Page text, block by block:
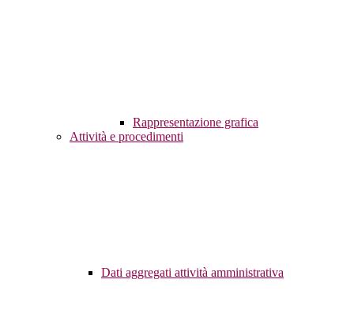
Rappresentazione grafica
Attività e procedimenti
Dati aggregati attività amministrativa